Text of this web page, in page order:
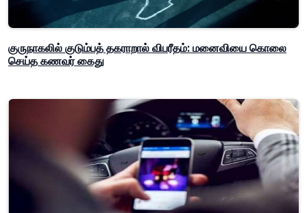
குருநாகலில் குடும்பத் தகராறால் விபரீதம்: மனைவியை கொலை
செய்த கணவர் கைது